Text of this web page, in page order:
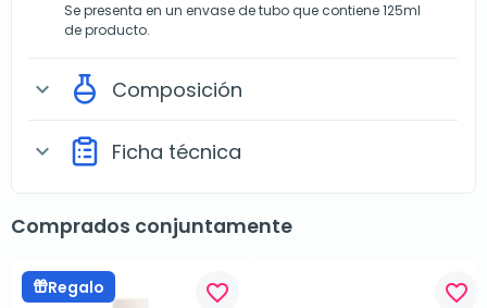
Se presenta en un envase de tubo que contiene 125ml
de producto.
expand_more Composición
expand_more Ficha técnica
Comprados conjuntamente
Regalo favorite_border favorite_border